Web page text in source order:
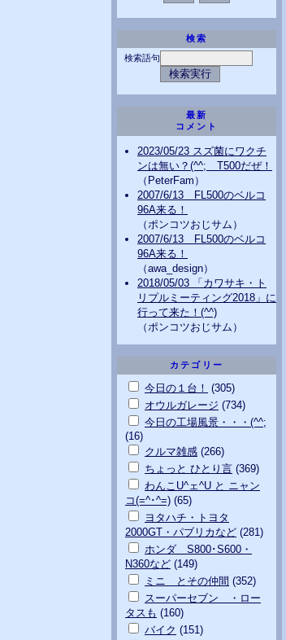
検索
検索語句
最新
コメント
2023/05/23 スズ菌にワクチ
ンは無い？(^^; T500だぜ！
（PeterFam）
2007/6/13 FL500のベルコ
96A来る！
（ポンコツおじサム）
2007/6/13 FL500のベルコ
96A来る！
（awa_design）
2018/05/03 「カワサキ・ト
リプルミーティング2018」に
行って来た！(^^)
（ポンコツおじサム）
カテゴリー
今日の１台！ (305)
オウルガレージ (734)
今日の工場風景・・・(^^;
(16)
クルマ雑感 (266)
ちょっと ひとり言 (369)
わんこU^ェ^U と ニャン
コ(=^･^=) (65)
ヨタハチ・トヨタ
2000GT・パブリカなど (281)
ホンダ S800･S600・
N360など (149)
ミニ とその仲間 (352)
スーパーセブン ・ロー
タスも (160)
バイク (151)